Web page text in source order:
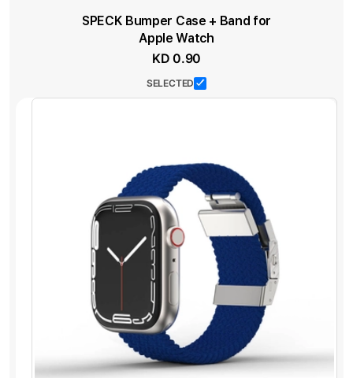
SELECTED
SPECK Bumper Case + Band for
Apple Watch
KD 0.90